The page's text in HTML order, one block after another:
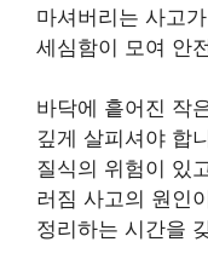
마셔버리는 사고
세심함이 모여 안
바닥에 흩어진 작
깊게 살피셔야 합
질식의 위험이 있
러짐 사고의 원인
정리하는 시간을